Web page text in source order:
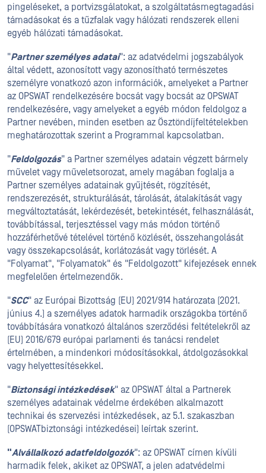
pingeléseket, a portvizsgálatokat, a szolgáltatásmegtagadási
támadásokat és a tűzfalak vagy hálózati rendszerek elleni
egyéb hálózati támadásokat.
"Partner személyes adatai": az adatvédelmi jogszabályok
által védett, azonosított vagy azonosítható természetes
személyre vonatkozó azon információk, amelyeket a Partner
az OPSWAT rendelkezésére bocsát vagy bocsát az OPSWAT
rendelkezésére, vagy amelyeket a egyéb módon feldolgoz a
Partner nevében, minden esetben az Ösztöndíjfeltételekben
meghatározottak szerint a Programmal kapcsolatban.
"Feldolgozás" a Partner személyes adatain végzett bármely
művelet vagy műveletsorozat, amely magában foglalja a
Partner személyes adatainak gyűjtését, rögzítését,
rendszerezését, strukturálását, tárolását, átalakítását vagy
megváltoztatását, lekérdezését, betekintését, felhasználását,
továbbítással, terjesztéssel vagy más módon történő
hozzáférhetővé tételével történő közlését, összehangolását
vagy összekapcsolását, korlátozását vagy törlését. A
"Folyamat", "Folyamatok" és "Feldolgozott" kifejezések ennek
megfelelően értelmezendők.
"SCC" az Európai Bizottság (EU) 2021/914 határozata (2021.
június 4.) a személyes adatok harmadik országokba történő
továbbítására vonatkozó általános szerződési feltételekről az
(EU) 2016/679 európai parlamenti és tanácsi rendelet
értelmében, a mindenkori módosításokkal, átdolgozásokkal
vagy helyettesítésekkel.
"Biztonsági intézkedések" az OPSWAT által a Partnerek
személyes adatainak védelme érdekében alkalmazott
technikai és szervezési intézkedések, az 5.1. szakaszban
(OPSWATbiztonsági intézkedései) leírtak szerint.
"Alvállalkozó adatfeldolgozók": az OPSWAT címen kívüli
harmadik felek, akiket az OPSWAT, a jelen adatvédelmi